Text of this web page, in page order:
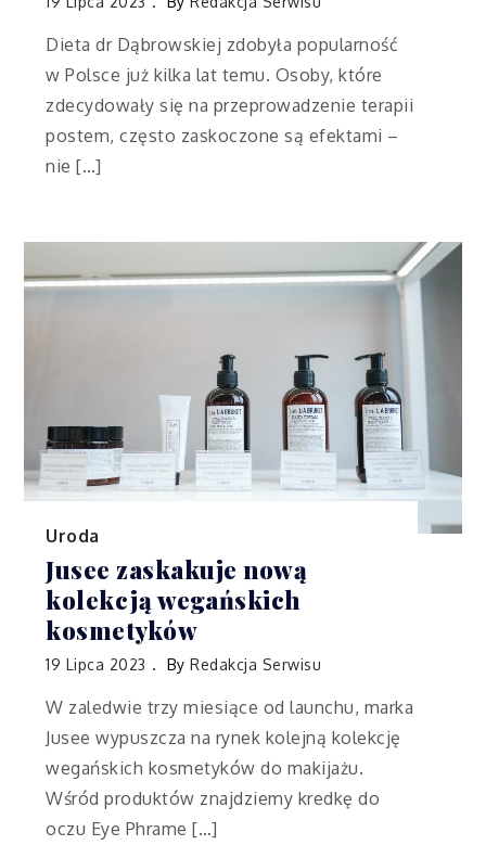
Dieta dr Dąbrowskiej zdobyła popularność
w Polsce już kilka lat temu. Osoby, które
zdecydowały się na przeprowadzenie terapii
postem, często zaskoczone są efektami –
nie […]
Uroda
Jusee zaskakuje nową
kolekcją wegańskich
kosmetyków
19 Lipca 2023 ByRedakcja Serwisu
W zaledwie trzy miesiące od launchu, marka
Jusee wypuszcza na rynek kolejną kolekcję
wegańskich kosmetyków do makijażu.
Wśród produktów znajdziemy kredkę do
oczu Eye Phrame […]